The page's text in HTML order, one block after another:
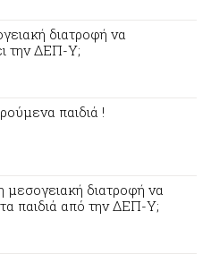
διατροφή να
την ΔΕΠ-Υ;
παιδιά !
διατροφή να
παιδιά από την ΔΕΠ-Υ;